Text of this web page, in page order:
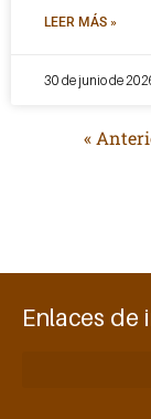
LEER MÁS »
30 de junio de
«
Enlaces de